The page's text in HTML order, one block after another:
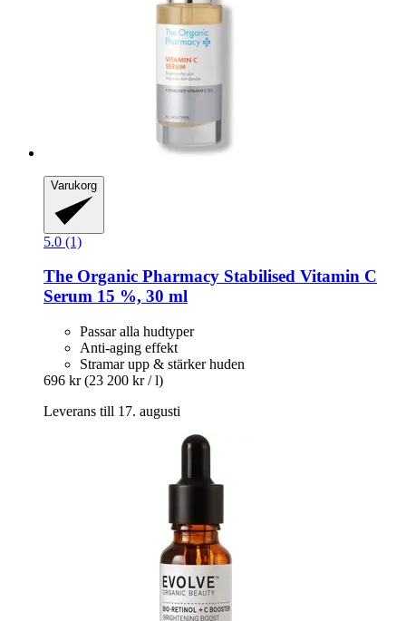
Varukorg
5.0 (1)
The Organic Pharmacy Stabilised Vitamin C
Serum 15 %, 30 ml
Passar alla hudtyper
Anti-aging effekt
Stramar upp & stärker huden
696 kr (23 200 kr / l)
Leverans till 17. augusti